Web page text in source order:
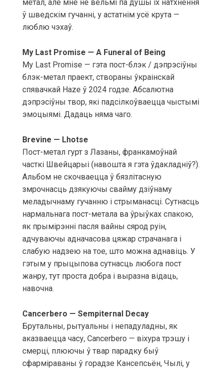
метал, але мне не вельмі па душы іх натхнення
ў шведскім гучанні, у астатнім усё крута —
люблю чэхаў.
My Last Promise — A Funeral of Being
My Last Promise — гэта пост-блэк / дэпрэсіўны
блэк-метал праект, створаны ўкраінскай
спявачкай Haze ў 2024 годзе. Абсалютна
дэпрэсіўны твор, які падсілкоўваецца чыстымі
эмоцыямі. Дадаць няма чаго.
Brevine — Lhotse
Пост-метал гурт з Лазаны, франкамоўнай
часткі Швейцарыі (навошта я гэта ўдакладніў?).
Альбом не скочваецца ў бязлітасную
змрочнасць дзякуючы свайму дзіўнаму
меладычнаму гучанню і стрыманасці. Сутнасць
нармальнага пост-метала ва ўрыўках спакою,
як прымірэнні пасля вайны сярод руін,
адчуваючы адначасова цяжар страчанага і
слабую надзею на тое, што можна аднавіць. У
гэтым у прыцыпова сутнасць любога пост
жанру, тут проста добра і выразна відаць,
навочна.
Cancerbero — Sempiternal Decay
Брутальны, рытуальны і непадуладны, як
аказваецца часу, Cancerbero — віхура трэшу і
смерці, плюючы ў твар парадку быў
сфарміраваны ў горадзе Кансепсьён, Чылі, у